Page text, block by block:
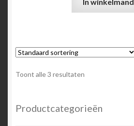
Toont alle 3 resultaten
Productcategorieën